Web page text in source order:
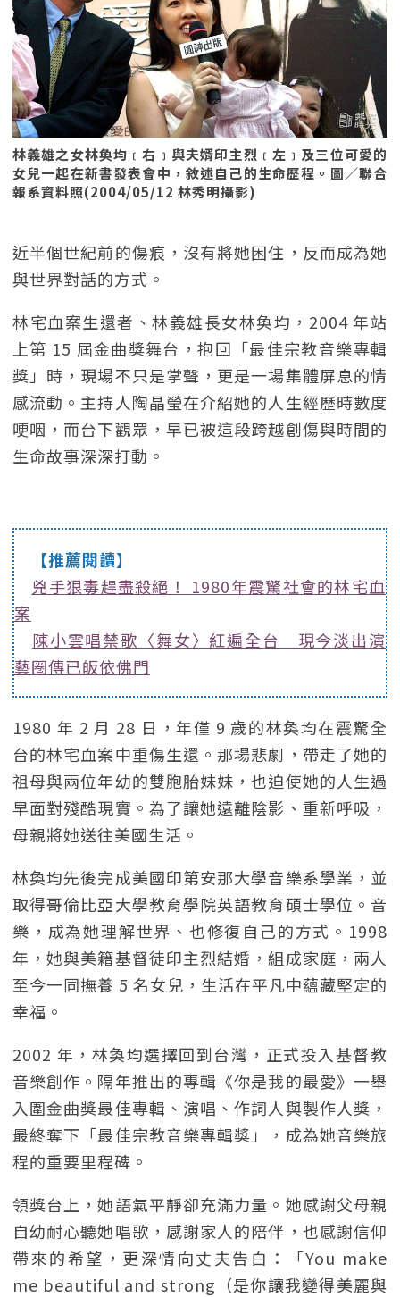
林義雄之女林奐均﹝右﹞與夫婿印主烈﹝左﹞及三位可愛的
女兒一起在新書發表會中，敘述自己的生命歷程。圖／聯合
報系資料照(2004/05/12 林秀明攝影)
近半個世紀前的傷痕，沒有將她困住，反而成為她
與世界對話的方式。
林宅血案生還者、林義雄長女林奐均，2004 年站
上第 15 屆金曲獎舞台，抱回「最佳宗教音樂專輯
獎」時，現場不只是掌聲，更是一場集體屏息的情
感流動。主持人陶晶瑩在介紹她的人生經歷時數度
哽咽，而台下觀眾，早已被這段跨越創傷與時間的
生命故事深深打動。
【推薦閱讀】
兇手狠毒趕盡殺絕！ 1980年震驚社會的林宅血
案
陳小雲唱禁歌〈舞女〉紅遍全台 現今淡出演
藝圈傳已皈依佛門
1980 年 2 月 28 日，年僅 9 歲的林奐均在震驚全
台的林宅血案中重傷生還。那場悲劇，帶走了她的
祖母與兩位年幼的雙胞胎妹妹，也迫使她的人生過
早面對殘酷現實。為了讓她遠離陰影、重新呼吸，
母親將她送往美國生活。
林奐均先後完成美國印第安那大學音樂系學業，並
取得哥倫比亞大學教育學院英語教育碩士學位。音
樂，成為她理解世界、也修復自己的方式。1998
年，她與美籍基督徒印主烈結婚，組成家庭，兩人
至今一同撫養 5 名女兒，生活在平凡中蘊藏堅定的
幸福。
2002 年，林奐均選擇回到台灣，正式投入基督教
音樂創作。隔年推出的專輯《你是我的最愛》一舉
入圍金曲獎最佳專輯、演唱、作詞人與製作人獎，
最終奪下「最佳宗教音樂專輯獎」，成為她音樂旅
程的重要里程碑。
領獎台上，她語氣平靜卻充滿力量。她感謝父母親
自幼耐心聽她唱歌，感謝家人的陪伴，也感謝信仰
帶來的希望，更深情向丈夫告白：「You make
me beautiful and strong（是你讓我變得美麗與